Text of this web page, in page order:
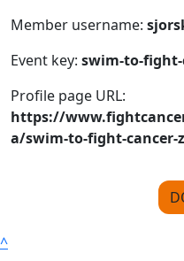
Member username:
Event key: swim-to-fight-
Profile page URL:
https://
a/swim-to-fight-cancer-
^